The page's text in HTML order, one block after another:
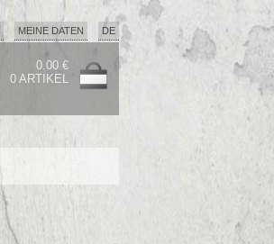
MEINE DATEN
DE
0.00 €
0 ARTIKEL